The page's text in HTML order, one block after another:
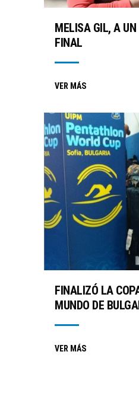
MELISA GIL, A
FINAL
VER MÁS
FINALIZÓ LA
MUNDO DE
VER MÁS